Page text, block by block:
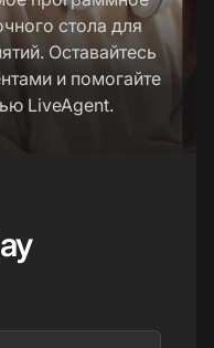
стола для
Оставайтесь
и помогайте
LiveAgent.